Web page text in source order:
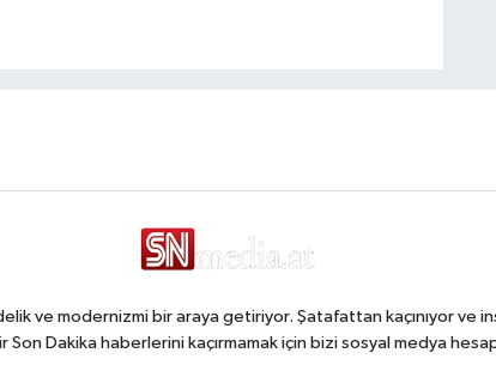
ve modernizmi bir araya getiriyor. Şatafattan kaçınıyor ve
Dakika haberlerini kaçırmamak için bizi sosyal medya